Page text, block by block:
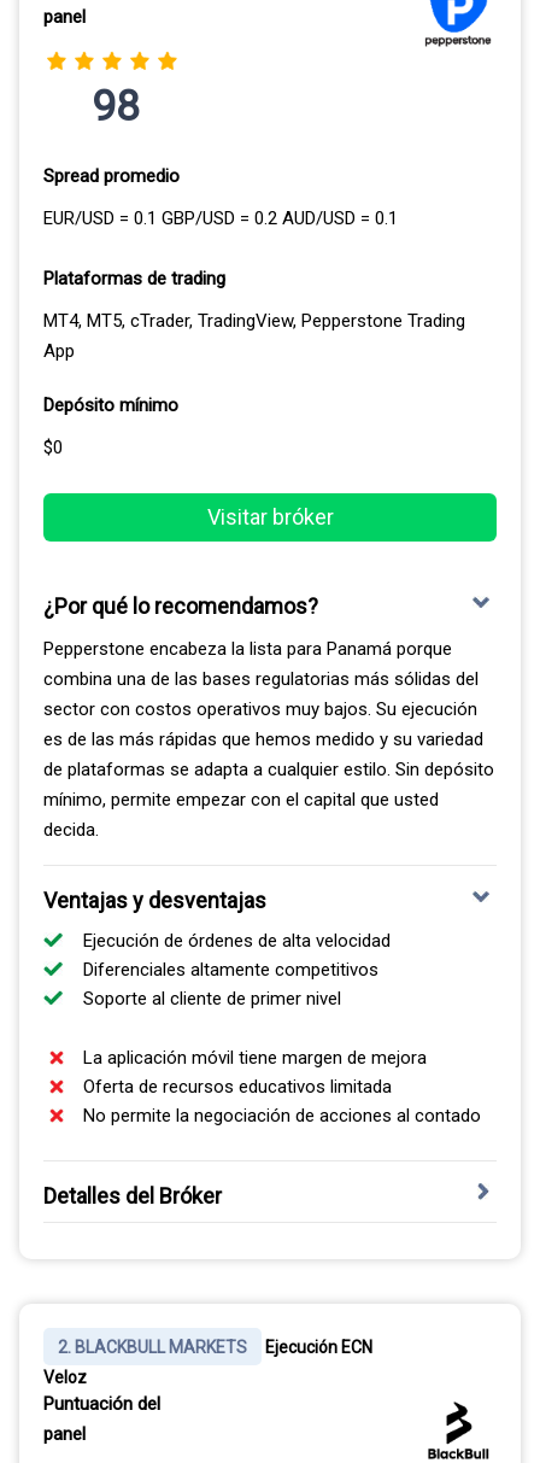
panel
98
Spread promedio
EUR/USD = 0.1 GBP/USD = 0.2 AUD/USD = 0.1
Plataformas de trading
MT4, MT5, cTrader, TradingView, Pepperstone Trading
App
Depósito mínimo
$0
Visitar bróker
¿Por qué lo recomendamos?
Pepperstone encabeza la lista para Panamá porque
combina una de las bases regulatorias más sólidas del
sector con costos operativos muy bajos. Su ejecución
es de las más rápidas que hemos medido y su variedad
de plataformas se adapta a cualquier estilo. Sin depósito
mínimo, permite empezar con el capital que usted
decida.
Ventajas y desventajas
Ejecución de órdenes de alta velocidad
Diferenciales altamente competitivos
Soporte al cliente de primer nivel
La aplicación móvil tiene margen de mejora
Oferta de recursos educativos limitada
No permite la negociación de acciones al contado
Detalles del Bróker
combinación de licencias de primer nivel es poco común
y explica su puntuación de confianza dentro de esta lista.
EJECUCIÓN RÁPIDA Y SPREADS BAJOS
2. BLACKBULL MARKETS
Ejecución ECN
Veloz
Puntuación del
panel